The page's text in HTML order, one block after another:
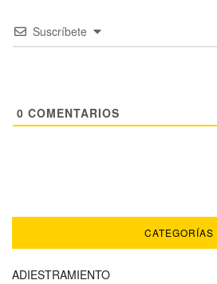
Suscríbete
0 COMENTARIOS
CATEGORÍAS
ADIESTRAMIENTO